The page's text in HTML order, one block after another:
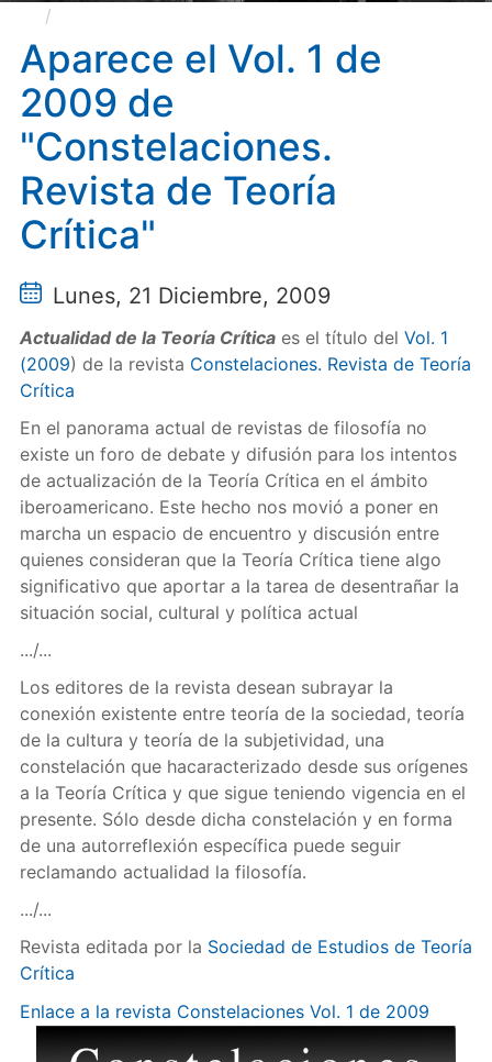
Revista de Teoría Crítica"
Aparece el Vol. 1 de
2009 de
"Constelaciones.
Revista de Teoría
Crítica"
Lunes, 21 Diciembre, 2009
Actualidad de la Teoría Críticaes el título del Vol. 1
(2009) de la revista Constelaciones. Revista de Teoría
Crítica
En el panorama actual de revistas de filosofía no
existe un foro de debate y difusión para los intentos
de actualización de la Teoría Crítica en el ámbito
iberoamericano. Este hecho nos movió a poner en
marcha un espacio de encuentro y discusión entre
quienes consideran que la Teoría Crítica tiene algo
significativo que aportar a la tarea de desentrañar la
situación social, cultural y política actual
.../...
Los editores de la revista desean subrayar la
conexión existente entre teoría de la sociedad, teoría
de la cultura y teoría de la subjetividad, una
constelación que hacaracterizado desde sus orígenes
a la Teoría Crítica y que sigue teniendo vigencia en el
presente. Sólo desde dicha constelación y en forma
de una autorreflexión específica puede seguir
reclamando actualidad la filosofía.
.../...
Revista editada por la Sociedad de Estudios de Teoría
Crítica
Enlace a la revista Constelaciones Vol. 1 de 2009